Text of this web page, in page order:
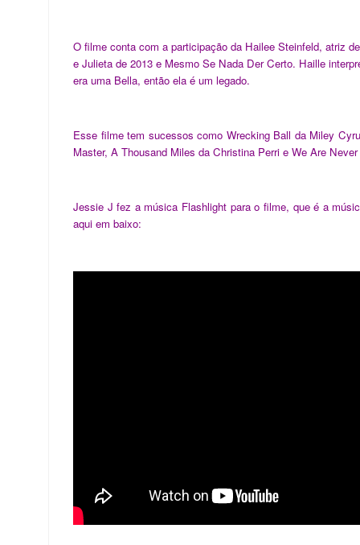
O filme conta com a participação da Hailee Steinfeld, atriz
e Julieta de 2013 e Mesmo Se Nada Der Certo. Haille
era uma Bella, então ela é um legado.
Esse filme tem sucessos como Wrecking Ball da Miley
Master, A Thousand Miles da Christina Perri e We Are
Jessie J fez a música Flashlight para o filme, que é a
aqui em baixo: